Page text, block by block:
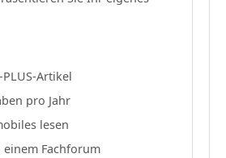
Artikel
pro Jahr
lesen
einem Fachforum